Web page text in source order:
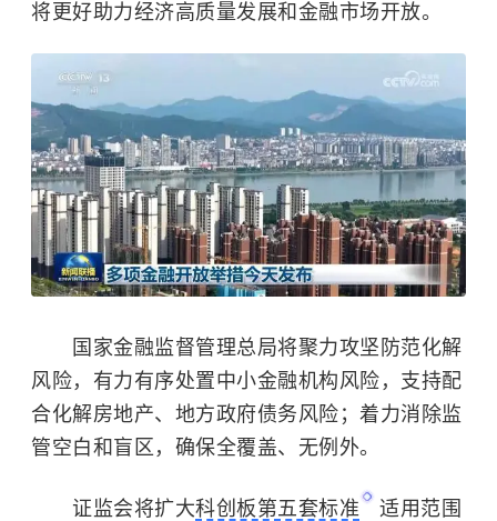
将更好助力经济高质量发展和金融市场开放。
国家金融监督管理总局将聚力攻坚防范化解
风险，有力有序处置中小金融机构风险，支持配
合化解房地产、地方政府债务风险；着力消除监
管空白和盲区，确保全覆盖、无例外。
证监会将扩大科创板第五套标准
适用范围